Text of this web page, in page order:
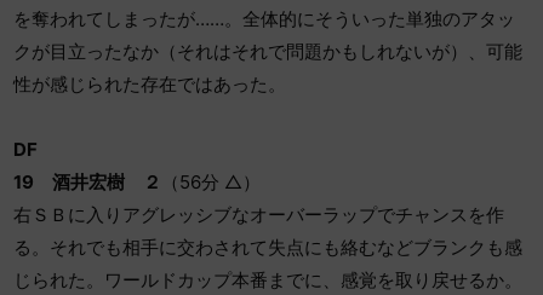
を奪われてしまったが……。全体的にそういった単独のアタッ
クが目立ったなか（それはそれで問題かもしれないが）、可能
性が感じられた存在ではあった。
DF
19 酒井宏樹 ２
（56分 △）
右ＳＢに入りアグレッシブなオーバーラップでチャンスを作
る。それでも相手に交わされて失点にも絡むなどブランクも感
じられた。ワールドカップ本番までに、感覚を取り戻せるか。